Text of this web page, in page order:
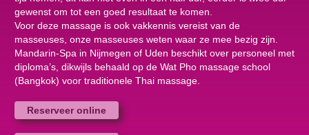
gewenst om tot een goed resultaat te komen.
Voor deze massage is ook vakkennis vereist van de
masseuses, onze masseuses weten waar ze mee bezig zijn.
Mandarin-Spa in Nijmegen of Uden beschikt over personeel met
diploma’s, dikwijls behaald op de Wat Pho massage school
(Bangkok) voor traditionele Thai massage.
Reserveer online